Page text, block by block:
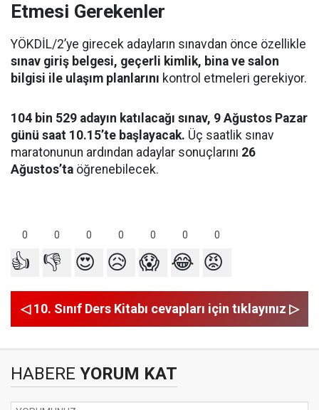
Etmesi Gerekenler
YÖKDİL/2’ye girecek adayların sınavdan önce özellikle
sınav giriş belgesi, geçerli kimlik, bina ve salon
bilgisi ile ulaşım planlarını kontrol etmeleri gerekiyor.
104 bin 529 adayın katılacağı sınav, 9 Ağustos Pazar
günü saat 10.15’te başlayacak. Üç saatlik sınav
maratonunun ardından adaylar sonuçlarını 26
Ağustos’ta öğrenebilecek.
0 0 0 0 0 0 0
👍 👎 😍 😥 😱 😂 😡
◁ 10. Sınıf Ders Kitabı cevapları için tıklayınız ▷
HABERE YORUM KAT